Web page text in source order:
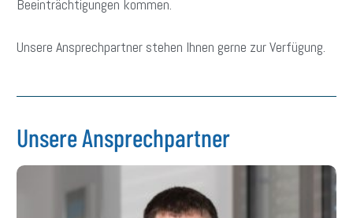
Beeinträchtigungen kommen.
Unsere Ansprechpartner stehen Ihnen gerne zur Verfügung.
Unsere Ansprechpartner